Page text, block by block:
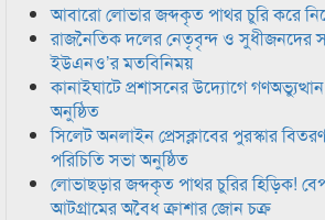
আবারো লোভার জব্দকৃত পাথর চুরি করে
রাজনৈতিক দলের নেতৃবৃন্দ ও সুধীজনদের
ইউএনও’র মতবিনিময়
কানাইঘাটে প্রশাসনের উদ্যোগে
অনুষ্ঠিত
সিলেট অনলাইন প্রেসক্লাবের পুরস্কার
পরিচিতি সভা অনুষ্ঠিত
লোভাছড়ার জব্দকৃত পাথর চুরির হিড়িক!
আটগ্রামের অবৈধ ক্রাশার জোন চক্র